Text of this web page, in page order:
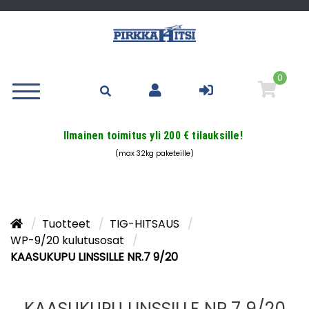
0
Ilmainen toimitus yli 200 € tilauksille!
(max 32kg paketeille)
Tuotteet
TIG-HITSAUS
WP-9/20 kulutusosat
KAASUKUPU LINSSILLE NR.7 9/20